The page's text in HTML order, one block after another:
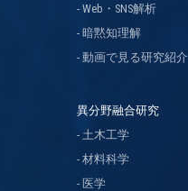
Web・SNS解析
暗黙知理解
動画で見る研究紹介
異分野融合研究
土木工学
材料科学
医学